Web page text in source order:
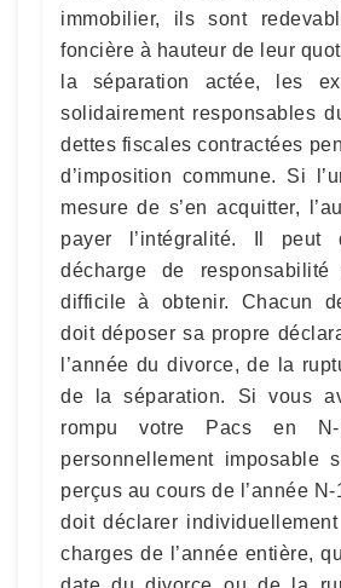
immobilier, ils sont
foncière à hauteur de leur
la séparation actée, les
solidairement responsables
dettes fiscales contractées
d’imposition commune. Si
mesure de s’en acquitter,
payer l’intégralité. Il peut
décharge de
difficile à obtenir. Chacun
doit déposer sa propre
l’année du divorce, de la
de la séparation. Si vous
rompu votre Pacs en
personnellement imposable
perçus au cours de l’année
doit déclarer
charges de l’année entière,